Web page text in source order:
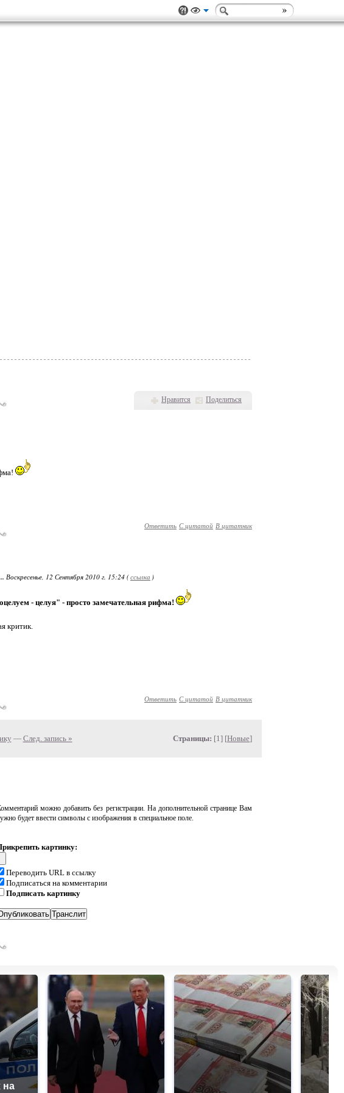
Нравится Поделиться
Ответить С цитатой В цитатник
Воскресенье, 12 Сентября 2010 г. 15:24 (ссылка )
- целуя" - просто замечательная рифма!
критик.
Ответить С цитатой В цитатник
— След. запись » Страницы: [1] [Новые]
можно добавить без регистрации. На дополнительной странице Вам
будет ввести символы с изображения в специальное поле.
картинку:
Переводить URL в ссылку
Подписаться на комментарии
Подписать картинку
на